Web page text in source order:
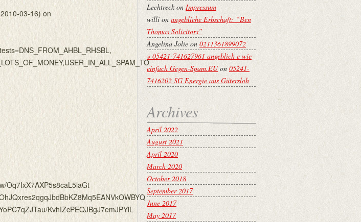
03-16) on
Oq7IxX7AXP5s8caL5laGt
KvhIZcPEQJBgJ7emJPYiL
Lechtreck on Impressum
willi on angebliche Erbschaft: “Ben
Thomas Solicitors”
Angelina Jolie on 0211361899072
» 05421-741627961 angeblich e wie
einfach Gegen-Spam.EUon 05241-
7416202 SG Energie aus Gütersloh
Archives
April 2022
August 2021
April 2020
March 2020
October 2018
September 2017
June 2017
May 2017